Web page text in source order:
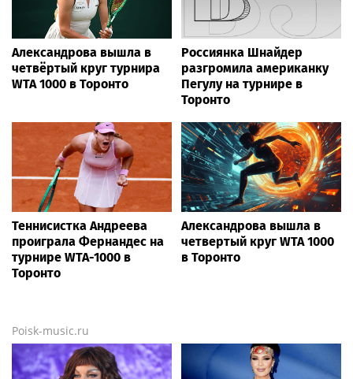
Александрова вышла в
четвёртый круг турнира
WTA 1000 в Торонто
Россиянка Шнайдер
разгромила американку
Пегулу на турнире в
Торонто
Теннисистка Андреева
проиграла Фернандес на
турнире WTA-1000 в
Торонто
Александрова вышла в
четвертый круг WTA 1000
в Торонто
Poisk-music.ru